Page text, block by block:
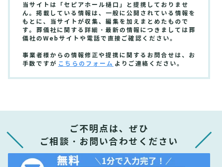
当サイトは「セピアホール樋口」と提携しておりませ
ん。掲載している情報は、一般に公開されている情報を
もとに、当サイトが収集、編集を加えまとめたもので
す。葬儀社に関する詳細・最新の情報につきましては葬
儀社のWebサイトや電話で直接ご確認ください。
事業者様からの情報修正や提携に関するお問合せは、お
手数ですが こちらのフォーム よりご連絡ください。
ご不明点は、ぜひ
ご相談・お問い合わせください